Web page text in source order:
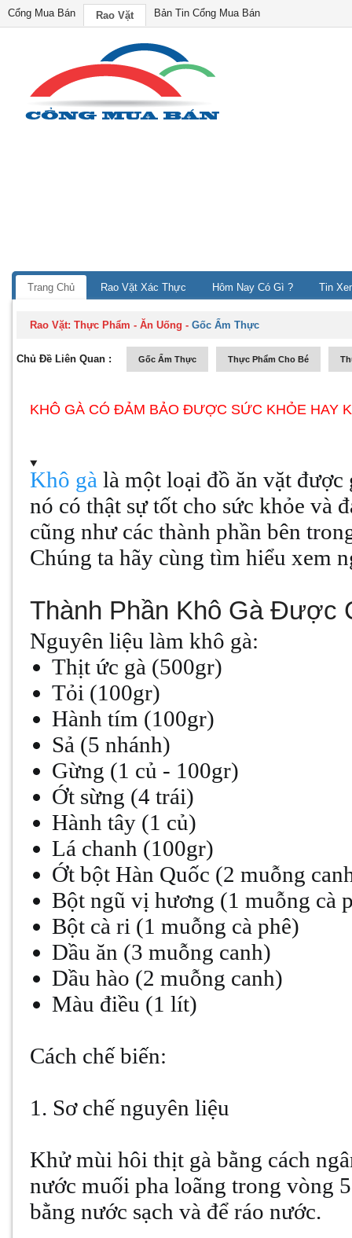
Cổng Mua Bán Rao Vặt Bản Tin Cổng Mua Bán
Trang Chủ Rao Vặt Xác Thực Hôm Nay Có Gì ? Tin
Rao Vặt:Thực Phẩm - Ăn Uống -Gốc Ẩm Thực
Chủ Đề Liên Quan : Gốc Ẩm Thực Thực Phẩm Cho Bé
KHÔ GÀ CÓ ĐẢM BẢO ĐƯỢC SỨC KHỎE HAY
Khô gà là một loại đồ ăn vặt
nó có thật sự tốt cho sức khỏe và
cũng như các thành phần bên
Chúng ta hãy cùng tìm hiểu xem
Thành Phần Khô Gà Được
Nguyên liệu làm khô gà:
Thịt ức gà (500gr)
Tỏi (100gr)
Hành tím (100gr)
Sả (5 nhánh)
Gừng (1 củ - 100gr)
Ớt sừng (4 trái)
Hành tây (1 củ)
Lá chanh (100gr)
Ớt bột Hàn Quốc (2 muỗng
Bột ngũ vị hương (1 muỗng cà
Bột cà ri (1 muỗng cà phê)
Dầu ăn (3 muỗng canh)
Dầu hào (2 muỗng canh)
Màu điều (1 lít)
Cách chế biến:
1. Sơ chế nguyên liệu
Khử mùi hôi thịt gà bằng cách
nước muối pha loãng trong vòng
bằng nước sạch và để ráo nước.